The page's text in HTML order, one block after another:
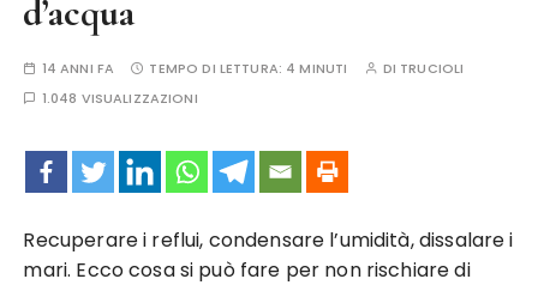
d’acqua
14 ANNI FA TEMPO DI LETTURA: 4 MINUTI DI TRUCIOLI
1.048 VISUALIZZAZIONI
Recuperare i reflui, condensare l’umidità, dissalare i
mari. Ecco cosa si può fare per non rischiare di